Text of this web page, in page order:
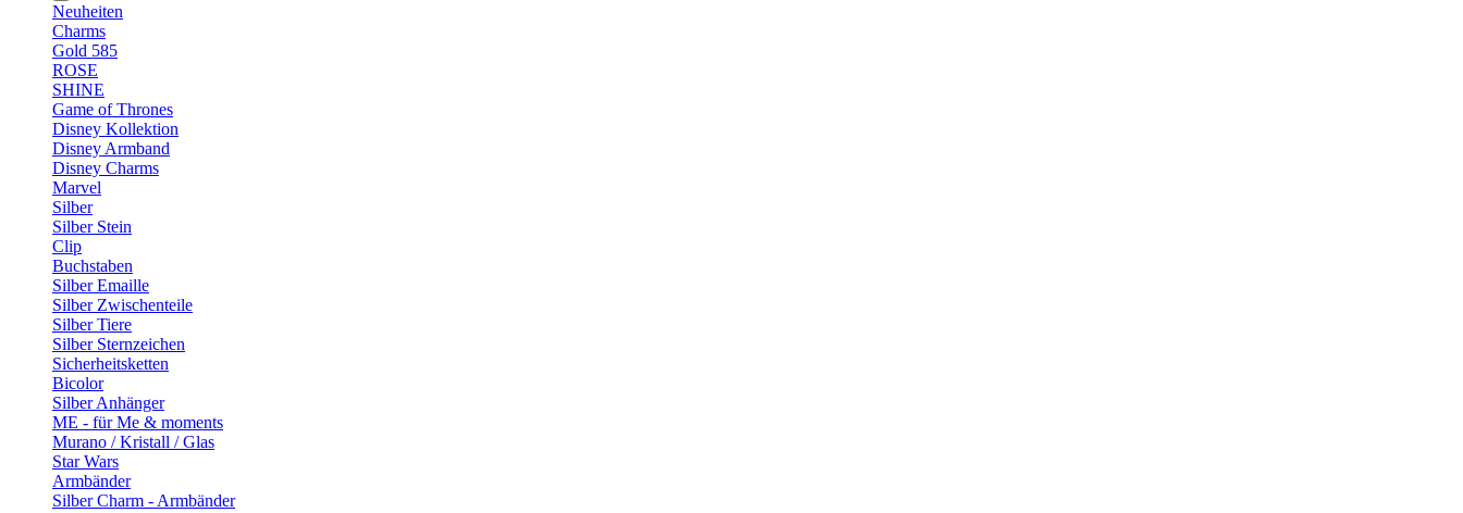
Neuheiten
Charms
Gold 585
ROSE
SHINE
Game of Thrones
Disney Kollektion
Disney Armband
Disney Charms
Marvel
Silber
Silber Stein
Clip
Buchstaben
Silber Emaille
Silber Zwischenteile
Silber Tiere
Silber Sternzeichen
Sicherheitsketten
Bicolor
Silber Anhänger
ME - für Me & moments
Murano / Kristall / Glas
Star Wars
Armbänder
Silber Charm - Armbänder